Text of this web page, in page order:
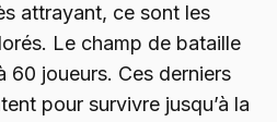
attrayant, ce sont les
Le champ de bataille
60 joueurs. Ces derniers
pour survivre jusqu’à la